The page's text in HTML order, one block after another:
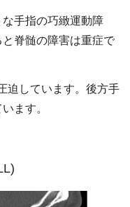
手指の巧緻運動障
脊髄の障害は重症で
迫しています。後方手
ます。